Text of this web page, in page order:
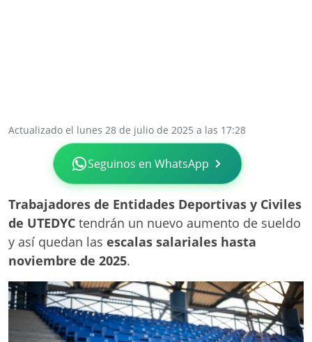
Actualizado el lunes 28 de julio de 2025 a las 17:28
Seguinos en WhatsApp
Trabajadores de Entidades Deportivas y Civiles
de UTEDYC tendrán un nuevo aumento de sueldo
y así quedan las escalas salariales hasta
noviembre de 2025.